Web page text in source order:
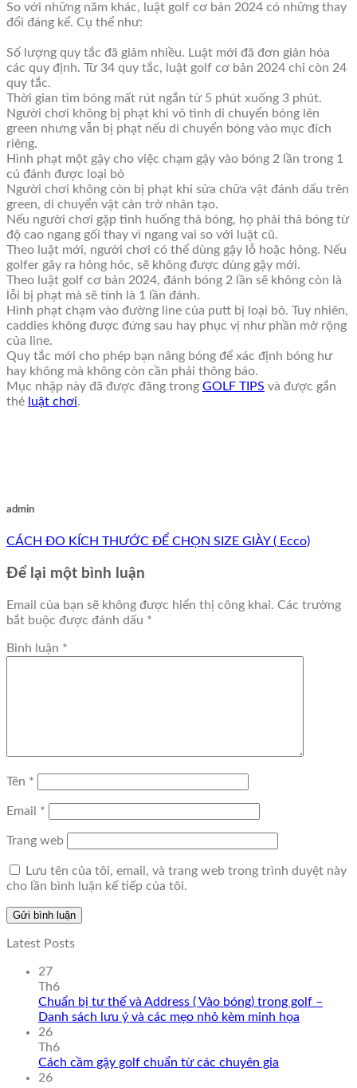
So với những năm khác, luật golf cơ bản 2024 có những thay
đổi đáng kể. Cụ thể như:
Số lượng quy tắc đã giảm nhiều. Luật mới đã đơn giản hóa
các quy định. Từ 34 quy tắc, luật golf cơ bản 2024 chỉ còn 24
quy tắc.
Thời gian tìm bóng mất rút ngắn từ 5 phút xuống 3 phút.
Người chơi không bị phạt khi vô tình di chuyển bóng lên
green nhưng vẫn bị phạt nếu di chuyển bóng vào mục đích
riêng.
Hình phạt một gậy cho việc chạm gậy vào bóng 2 lần trong 1
cú đánh được loại bỏ
Người chơi không còn bị phạt khi sửa chữa vật đánh dấu trên
green, di chuyển vật cản trở nhân tạo.
Nếu người chơi gặp tình huống thả bóng, họ phải thả bóng từ
độ cao ngang gối thay vì ngang vai so với luật cũ.
Theo luật mới, người chơi có thể dùng gậy lỗ hoặc hỏng. Nếu
golfer gây ra hỏng hóc, sẽ không được dùng gậy mới.
Theo luật golf cơ bản 2024, đánh bóng 2 lần sẽ không còn là
lỗi bị phạt mà sẽ tính là 1 lần đánh.
Hình phạt chạm vào đường line của putt bị loại bỏ. Tuy nhiên,
caddies không được đứng sau hay phục vị như phần mở rộng
của line.
Quy tắc mới cho phép bạn nâng bóng để xác định bóng hư
hay không mà không còn cần phải thông báo.
Mục nhập này đã được đăng trong GOLF TIPS và được gắn
thẻ luật chơi.
admin
CÁCH ĐO KÍCH THƯỚC ĐỂ CHỌN SIZE GIÀY ( Ecco)
Để lại một bình luận
Email của bạn sẽ không được hiển thị công khai. Các trường
bắt buộc được đánh dấu *
Bình luận *
Tên *
Email *
Trang web
Lưu tên của tôi, email, và trang web trong trình duyệt này
cho lần bình luận kế tiếp của tôi.
Latest Posts
27
Th6
Chuẩn bị tư thế và Address ( Vào bóng) trong golf –
Danh sách lưu ý và các mẹo nhỏ kèm minh họa
26
Th6
Cách cầm gậy golf chuẩn từ các chuyên gia
26